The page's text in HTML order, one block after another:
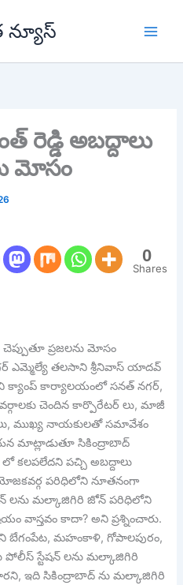
న్యూస్
రెడ్డి అబద్దాలు
మోసం
0
Shares
చెప్పుతూ ప్రజలను మోసం
ఎమ్మెల్యే తలసాని శ్రీనివాస్ యాదవ్
క్యాంప్ కార్యాలయంలో సనత్ నగర్,
చెందిన కార్పొరేటర్ లు, మాజీ
ముఖ్య నాయకులతో సమావేశం
మాట్లాడుతూ సికింద్రాబాద్
కలపలేదని పచ్చి అబద్దాలు
పరిధిలోని నూతనంగా
లను మల్కాజిగిరి జోన్ పరిధిలోని
వాస్తవం కాదా? అని ప్రశ్నించారు.
బేగంపేట, మహంకాళి, గోపాలపురం,
స్టేషన్ లను మల్కాజిగిరి
ఇది సికింద్రాబాద్ ను మల్కాజిగిరి